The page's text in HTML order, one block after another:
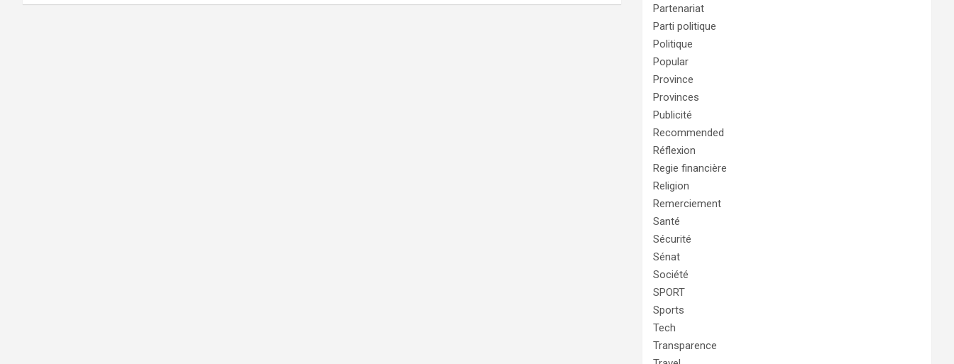
Partenariat
Parti politique
Politique
Popular
Province
Provinces
Publicité
Recommended
Réflexion
Regie financière
Religion
Remerciement
Santé
Sécurité
Sénat
Société
SPORT
Sports
Tech
Transparence